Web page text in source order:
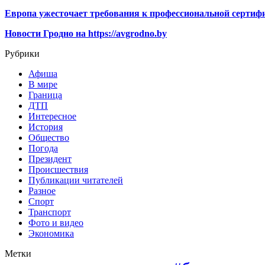
Европа ужесточает требования к профессиональной
Новости Гродно на https://avgrodno.by
Рубрики
Афиша
В мире
Граница
ДТП
Интересное
История
Общество
Погода
Президент
Происшествия
Публикации читателей
Разное
Спорт
Транспорт
Фото и видео
Экономика
Метки